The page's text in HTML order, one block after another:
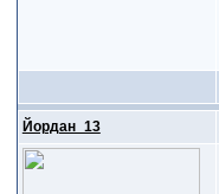
Йордан_13